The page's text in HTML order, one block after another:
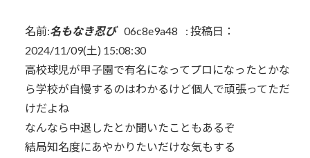
名前:名もなき忍び 06c8e9a48 : 投稿日：
2024/11/09(土) 15:08:30
高校球児が甲子園で有名になってプロになったとかな
ら学校が自慢するのはわかるけど個人で頑張ってただ
けだよね
なんなら中退したとか聞いたこともあるぞ
結局知名度にあやかりたいだけな気もする